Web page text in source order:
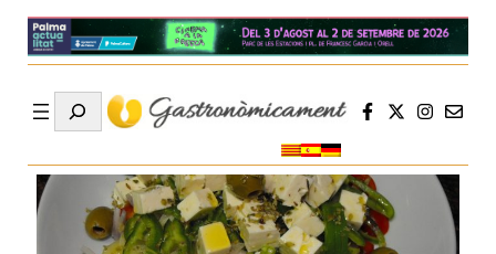
Search